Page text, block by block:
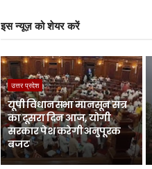
इस न्यूज़ को शेयर करें
उत्तर प्रदेश
यूपी विधानसभा मानसून सत्र
का दूसरा दिन आज, योगी
सरकार पेश करेगी अनुपूरक
बजट